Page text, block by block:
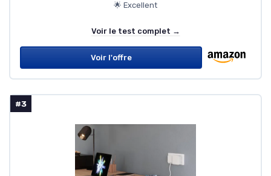
🌟 Excellent
Voir le test complet →
Voir l'offre
#3